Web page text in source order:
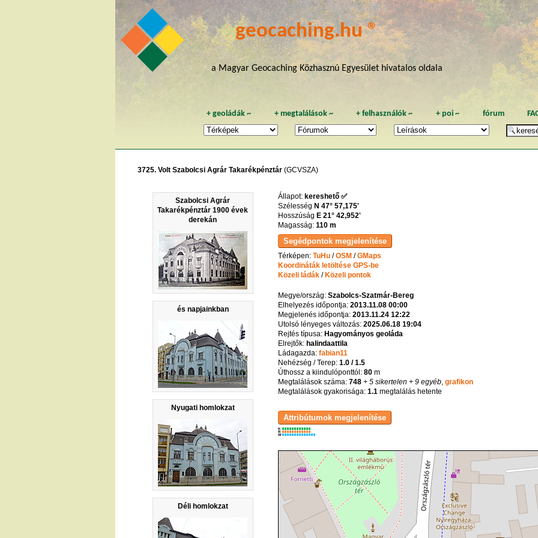
geocaching.hu ®
a Magyar Geocaching Közhasznú Egyesület hivatalos oldala
+geoládák ~ + megtalálások~ +felhasználók ~ + poi~ fórum
3725. Volt Szabolcsi Agrár Takarékpénztár (GCVSZA)
Szabolcsi Agrár
Takarékpénztár 1900 évek
derekán
és napjainkban
Nyugati homlokzat
Déli homlokzat
Állapot: kereshető ✅
Szélesség N 47° 57,175'
Hosszúság E 21° 42,952'
Magasság: 110 m
Térképen: TuHu/OSM /GMaps
Koordináták letöltése GPS-be
Közeli ládák/ Közeli pontok
Megye/ország: Szabolcs-Szatmár-Bereg
Elhelyezés időpontja: 2013.11.08 00:00
Megjelenés időpontja: 2013.11.24 12:22
Utolsó lényeges változás: 2025.06.18 19:04
Rejtés típusa: Hagyományos geoláda
Elrejtők: halindaattila
Ládagazda: fabian11
Nehézség / Terep: 1.0 / 1.5
Úthossz a kiindulóponttól: 80m
Megtalálások száma: 748+ 5 sikertelen + 9 egyéb, grafikon
Megtalálások gyakorisága: 1.1megtalálás hetente
K
R
W